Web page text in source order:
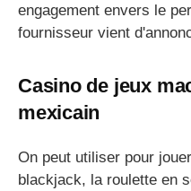
engagement envers le
fournisseur vient
Casino de jeux
mexicain
On peut utiliser pour
blackjack, la roulette en